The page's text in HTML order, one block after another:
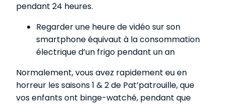
pendant 24 heures.
Regarder une heure de vidéo sur son
smartphone équivaut à la consommation
électrique d’un frigo pendant un an
Normalement, vous avez rapidement eu en
horreur les saisons 1 & 2 de Pat’patrouille, que
vos enfants ont binge-watché, pendant que